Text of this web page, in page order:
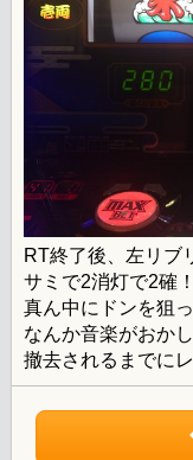
RT終了後、左リブ
サミで2消灯で2確！
真ん中にドンを狙
なんか音楽がおか
撤去されるまでに